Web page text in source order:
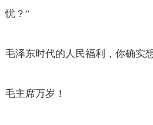
忧？ ”
毛泽东时代的人民福利，你确实
毛主席万岁！